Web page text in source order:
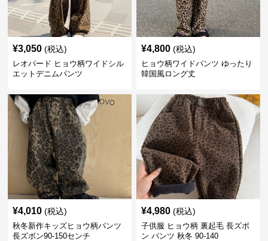
¥3,050 (税込)
レオパード ヒョウ柄ワイドシル
エットデニムパンツ
¥4,800 (税込)
ヒョウ柄ワイドパンツ ゆったり
韓国風ロング丈
¥4,010 (税込)
秋冬新作キッズヒョウ柄パンツ
長ズボン90-150センチ
¥4,980 (税込)
子供服 ヒョウ柄 裏起毛 長ズボ
ン パンツ 秋冬 90-140